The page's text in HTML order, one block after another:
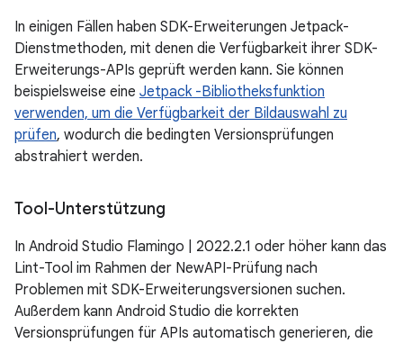
In einigen Fällen haben SDK-Erweiterungen Jetpack-
Dienstmethoden, mit denen die Verfügbarkeit ihrer SDK-
Erweiterungs-APIs geprüft werden kann. Sie können
beispielsweise eine Jetpack -Bibliotheksfunktion
verwenden, um die Verfügbarkeit der Bildauswahl zu
prüfen, wodurch die bedingten Versionsprüfungen
abstrahiert werden.
Tool-Unterstützung
In Android Studio Flamingo | 2022.2.1 oder höher kann das
Lint-Tool im Rahmen der NewAPI-Prüfung nach
Problemen mit SDK-Erweiterungsversionen suchen.
Außerdem kann Android Studio die korrekten
Versionsprüfungen für APIs automatisch generieren, die